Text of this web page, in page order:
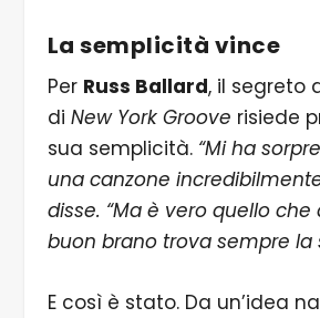
La semplicità vince
Per Russ Ballard, il segreto
di New York Groove risiede
sua semplicità. “Mi ha
una canzone
disse. “Ma è vero quello che
buon brano trova sempre la
E così è stato. Da un’idea